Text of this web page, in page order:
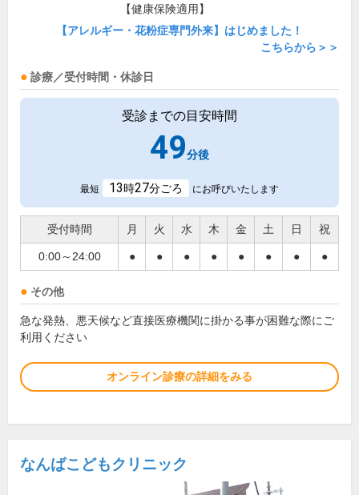
【健康保険適用】
【アレルギー・花粉症専門外来】はじめました！
こちらから＞＞
診療／受付時間・休診日
受診までの目安時間
49分後
最短 13時27分ごろ にお呼びいたします
受付時間 月 火 水 木 金 土 日 祝
0:00～24:00 ● ● ● ● ● ● ● ●
その他
急な発熱、悪天候など直接医療機関に掛かる事が困難な際にご
利用ください
オンライン診療の詳細をみる
なんばこどもクリニック